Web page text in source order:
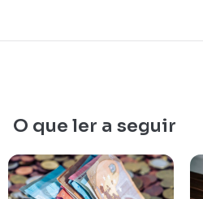
O que ler a seguir